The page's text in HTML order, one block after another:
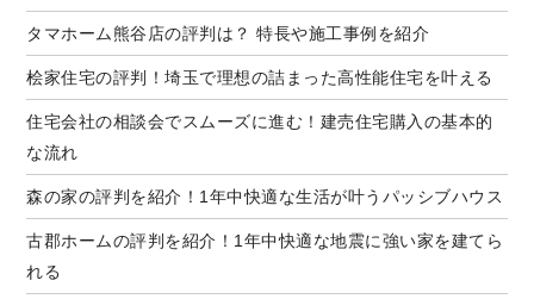
タマホーム熊谷店の評判は？ 特長や施工事例を紹介
桧家住宅の評判！埼玉で理想の詰まった高性能住宅を叶える
住宅会社の相談会でスムーズに進む！建売住宅購入の基本的
な流れ
森の家の評判を紹介！1年中快適な生活が叶うパッシブハウス
古郡ホームの評判を紹介！1年中快適な地震に強い家を建てら
れる